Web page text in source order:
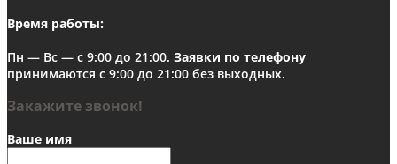
Время работы:
Пн — Вс — с 9:00 до 21:00. Заявки по телефону
принимаются с 9:00 до 21:00 без выходных.
Закажите звонок!
Ваше имя